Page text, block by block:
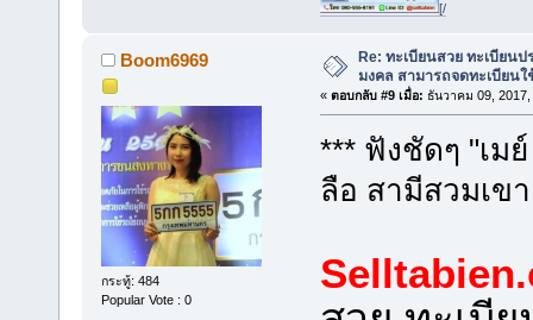
[/
Boom6969
กระทู้: 484
Popular Vote : 0
Re: ทะเบียนสวย ทะเบียน
มงคล สามารถจดทะเบียน
« ตอบกลับ #9 เมื่อ: ธันวาคม 09,
*** ฟังชัดๆ "เม
ลือ สามีสวมเข